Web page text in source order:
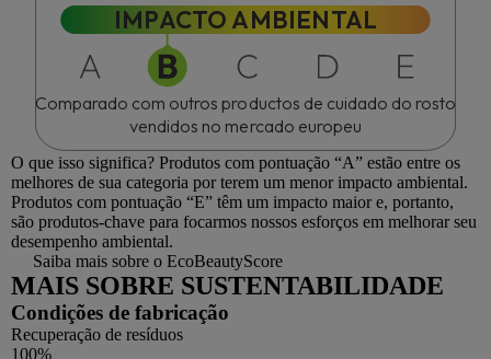
IMPACTO AMBIENTAL
Comparado com outros productos de cuidado do rosto
vendidos no mercado europeu
O que isso significa? Produtos com pontuação “A” estão entre os
melhores de sua categoria por terem um menor impacto ambiental.
Produtos com pontuação “E” têm um impacto maior e, portanto,
são produtos-chave para focarmos nossos esforços em melhorar seu
desempenho ambiental.
Saiba mais sobre o EcoBeautyScore
MAIS SOBRE SUSTENTABILIDADE
Condições de fabricação
Recuperação de resíduos
100%